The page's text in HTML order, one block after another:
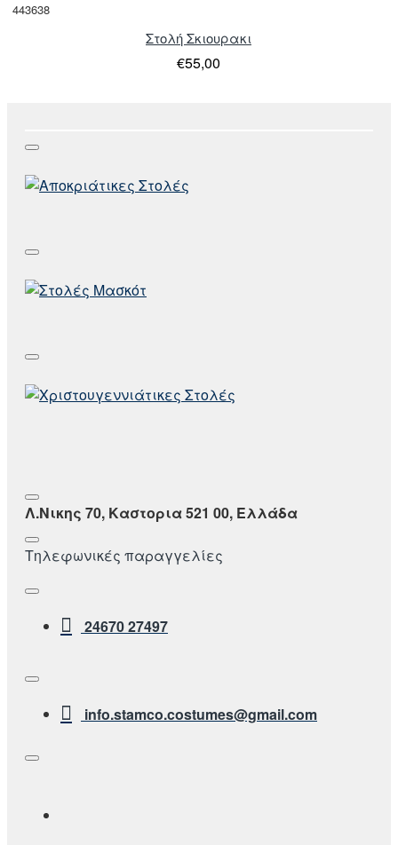
443638
Στολή Σκιουρακι
€55,00
Λ.Νικης 70, Καστορια 521 00, Ελλάδα
Τηλεφωνικές παραγγελίες
24670 27497
info.stamco.costumes@gmail.com